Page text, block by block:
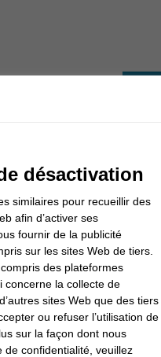
vie. Il
par l’union
vue vos
voie
peu importe
que
à long terme.
et autres
Déterminez
ainsi
désactivation
similaires pour recueillir des
afin d’activer ses
fournir de la publicité
sur les sites Web de tiers.
des plateformes
concerne la collecte de
sites Web que des tiers
ou refuser l’utilisation de
sur la façon dont nous
de confidentialité, veuillez